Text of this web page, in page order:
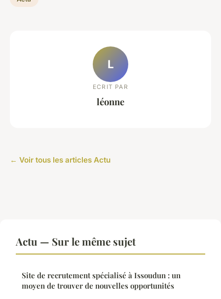
L
ECRIT PAR
léonne
← Voir tous les articles Actu
Actu — Sur le même sujet
Site de recrutement spécialisé à Issoudun : un
moyen de trouver de nouvelles opportunités